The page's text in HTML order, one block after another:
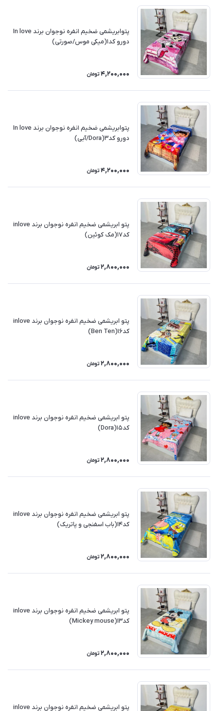
پتوابریشمی ضخیم ۱نفره نوجوان برند In love
دورو کد۱(میکی موس/صورتی)
4,200,000 تومان
پتوابریشمی ضخیم ۱نفره نوجوان برند In love
دورو کد۳(Dora/آبی)
4,200,000 تومان
پتو ابریشمی ضخیم ۱نفره نوجوان برند inlove
کد۱۷(مک کوئین)
2,800,000 تومان
پتو ابریشمی ضخیم ۱نفره نوجوان برند inlove
کد۱۶(Ben Ten)
2,800,000 تومان
پتو ابریشمی ضخیم ۱نفره نوجوان برند inlove
کد۱۵(Dora)
2,800,000 تومان
پتو ابریشمی ضخیم ۱نفره نوجوان برند inlove
کد۱۴(باب اسفنجی و پاتریک)
2,800,000 تومان
پتو ابریشمی ضخیم ۱نفره نوجوان برند inlove
کد۱۳(Mickey mouse)
2,800,000 تومان
پتو ابریشمی ضخیم ۱نفره نوجوان برند inlove